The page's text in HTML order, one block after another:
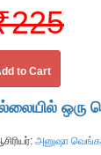
to Cart
அனுஷா